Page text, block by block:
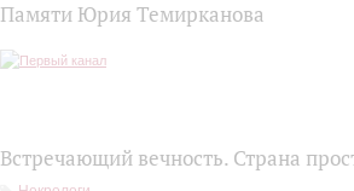
Памяти Юрия Темирканова
Встречающий вечность. Страна